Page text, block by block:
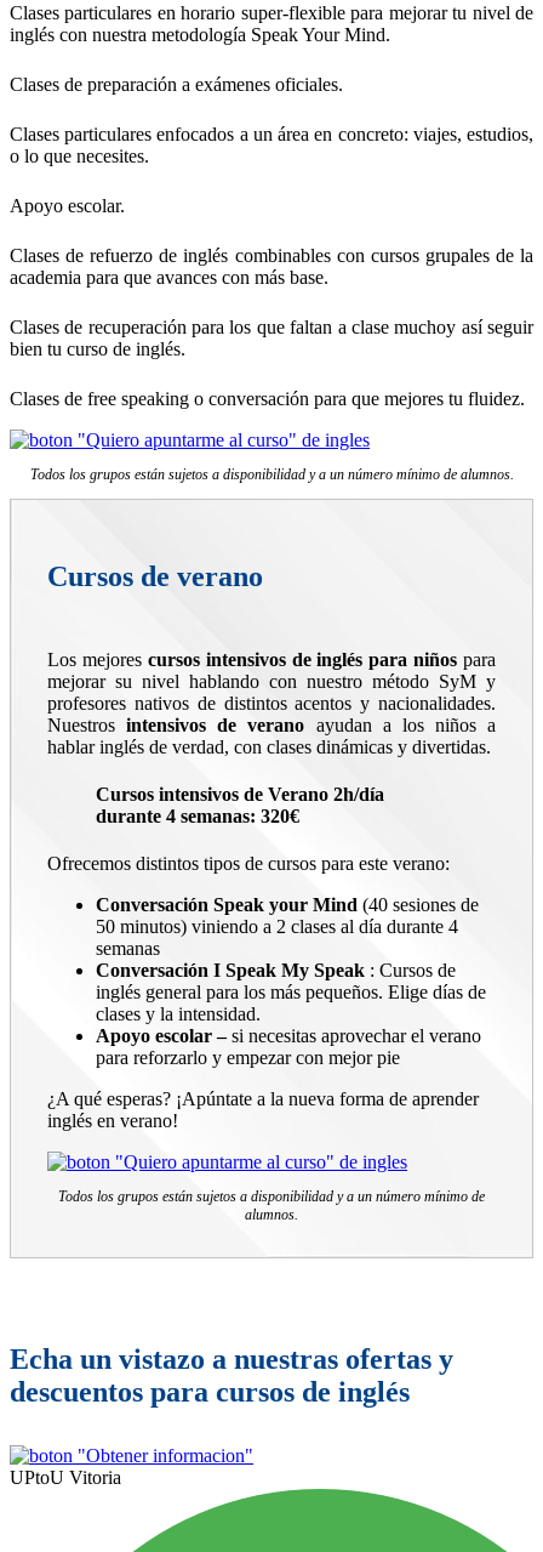
Clases particulares en horario super-flexible para mejorar tu nivel de
inglés con nuestra metodología Speak Your Mind.
Clases de preparación a exámenes oficiales.
Clases particulares enfocados a un área en concreto: viajes, estudios,
o lo que necesites.
Apoyo escolar.
Clases de refuerzo de inglés combinables con cursos grupales de la
academia para que avances con más base.
Clases de recuperación para los que faltan a clase muchoy así seguir
bien tu curso de inglés.
Clases de free speaking o conversación para que mejores tu fluidez.
Todos los grupos están sujetos a disponibilidad y a un número mínimo de alumnos.
Cursos de verano
Los mejores cursos intensivos de inglés para niños para
mejorar su nivel hablando con nuestro método SyM y
profesores nativos de distintos acentos y nacionalidades.
Nuestros intensivos de verano ayudan a los niños a
hablar inglés de verdad, con clases dinámicas y divertidas.
Cursos intensivos de Verano 2h/día
durante 4 semanas: 320€
Ofrecemos distintos tipos de cursos para este verano:
Conversación Speak your Mind (40 sesiones de
50 minutos) viniendo a 2 clases al día durante 4
semanas
Conversación I Speak My Speak : Cursos de
inglés general para los más pequeños. Elige días de
clases y la intensidad.
Apoyo escolar –si necesitas aprovechar el verano
para reforzarlo y empezar con mejor pie
¿A qué esperas? ¡Apúntate a la nueva forma de aprender
inglés en verano!
Todos los grupos están sujetos a disponibilidad y a un número mínimo de
alumnos.
Echa un vistazo a nuestras ofertas y
descuentos para cursos de inglés
UPtoU Vitoria